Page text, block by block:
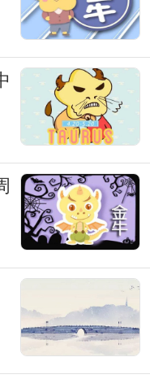
，使之成为生活